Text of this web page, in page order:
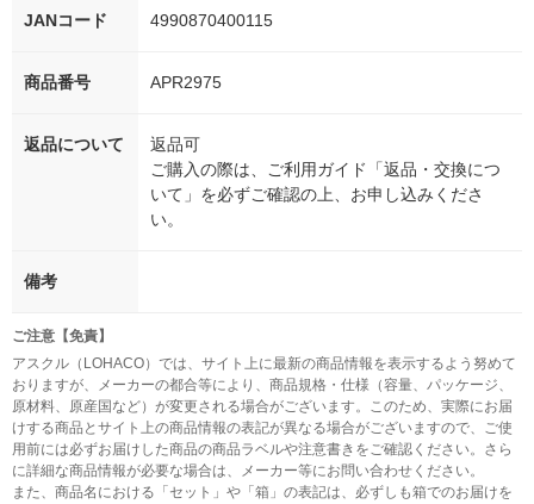
JANコード 4990870400115
商品番号 APR2975
返品について
返品可
ご購入の際は、ご利用ガイド「返品・交換につ
いて」を必ずご確認の上、お申し込みくださ
い。
備考
ご注意【免責】
アスクル（LOHACO）では、サイト上に最新の商品情報を表示するよう努めて
おりますが、メーカーの都合等により、商品規格・仕様（容量、パッケージ、
原材料、原産国など）が変更される場合がございます。このため、実際にお届
けする商品とサイト上の商品情報の表記が異なる場合がございますので、ご使
用前には必ずお届けした商品の商品ラベルや注意書きをご確認ください。さら
に詳細な商品情報が必要な場合は、メーカー等にお問い合わせください。
また、商品名における「セット」や「箱」の表記は、必ずしも箱でのお届けを